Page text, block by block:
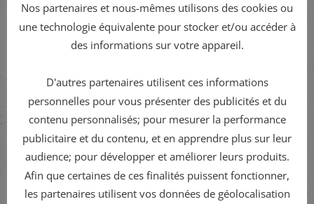
vous soyez campeur ou non, danseur débutant ou
confirmé.
humeur! On vous y attend nombreux !
Ajouter au calendrier
Nos partenaires et nous-mêmes utilisons des cookies ou
une technologie équivalente pour stocker et/ou accéder à
des informations sur votre appareil.
D'autres partenaires utilisent ces informations
personnelles pour vous présenter des publicités et du
contenu personnalisés; pour mesurer la performance
publicitaire et du contenu, et en apprendre plus sur leur
audience; pour développer et améliorer leurs produits.
Afin que certaines de ces finalités puissent fonctionner,
les partenaires utilisent vos données de géolocalisation